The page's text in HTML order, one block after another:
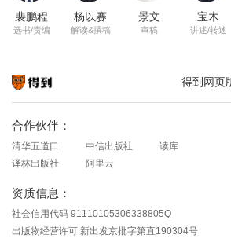
裴鹏程
选书/责编
杨以赛
解读&撰稿
景文
审稿
宝木
讲述/转述
得到网页
合作伙伴：
清华五道口 中信出版社 读库
译林出版社
阿里云
资质信息：
社会信用代码 91110105306338805Q
出版物经营许可 新出发京批字第直190304号